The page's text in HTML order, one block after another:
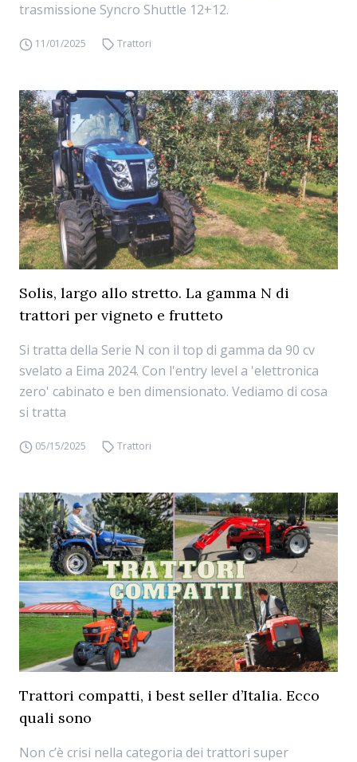
trasmissione Syncro Shuttle 12+12.
11/01/2025 Trattori
Solis, largo allo stretto. La gamma N di
trattori per vigneto e frutteto
Si tratta della Serie N con il top di gamma da 90 cv
svelato a Eima 2024. Con l'entry level a 'elettronica
zero' cabinato e ben dimensionato. Vediamo di cosa
si tratta
05/15/2025 Trattori
Trattori compatti, i best seller d’Italia. Ecco
quali sono
Non c’è crisi nella categoria dei trattori super